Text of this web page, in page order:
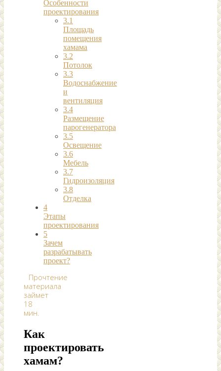
Особенности
проектирования
3.1
Площадь
помещения
хамама
3.2
Потолок
3.3
Водоснабжение
и
вентиляция
3.4
Размещение
парогенератора
3.5
Освещение
3.6
Мебель
3.7
Гидроизоляция
3.8
Отделка
4
Этапы
проектирования
5
Зачем
разрабатывать
проект?
Прочтение
материала
займет
18
мин.
Как
проектировать
хамам?